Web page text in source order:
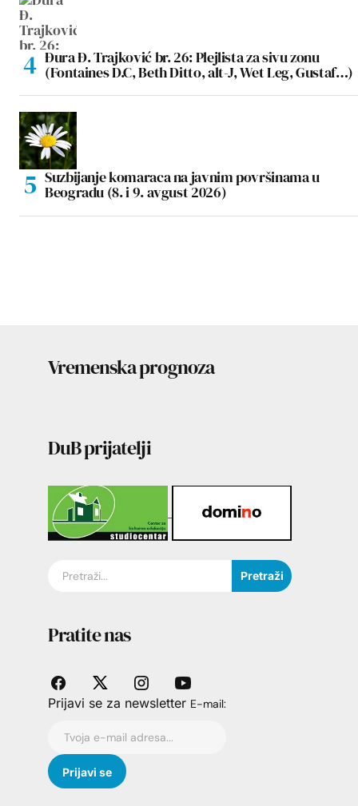
Đura Đ. Trajković br. 26: Plejlista za sivu zonu
(Fontaines D.C, Beth Ditto, alt-J, Wet Leg, Gustaf…)
Suzbijanje komaraca na javnim površinama u
Beogradu (8. i 9. avgust 2026)
Vremenska prognoza
DuB prijatelji
Pretraži
Pratite nas
Prijavi se za newsletter E-mail: